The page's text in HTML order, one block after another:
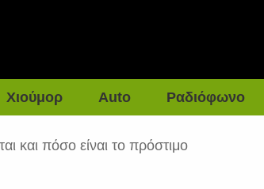
Χιούμορ Auto Ραδιόφωνο
και πόσο είναι το πρόστιμο